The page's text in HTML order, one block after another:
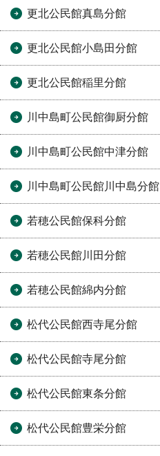
更北公民館真島分館
更北公民館小島田分館
更北公民館稲里分館
川中島町公民館御厨分館
川中島町公民館中津分館
川中島町公民館川中島分館
若穂公民館保科分館
若穂公民館川田分館
若穂公民館綿内分館
松代公民館西寺尾分館
松代公民館寺尾分館
松代公民館東条分館
松代公民館豊栄分館